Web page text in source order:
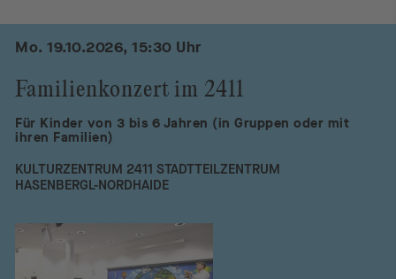
Familienkonzert im 2411
Für Kinder von 3 bis 6 Jahren (in Gruppen oder mit
ihren Familien)
Mo. 19.10.2026, 15:30 Uhr
KULTURZENTRUM 2411 STADTTEILZENTRUM
HASENBERGL-NORDHAIDE